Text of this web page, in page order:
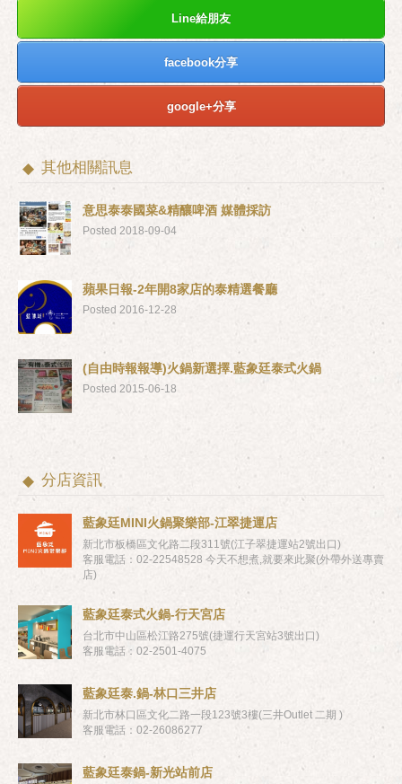
Line給朋友
facebook分享
google+分享
其他相關訊息
意思泰泰國菜&精釀啤酒 媒體採訪
Posted 2018-09-04
蘋果日報-2年開8家店的泰精選餐廳
Posted 2016-12-28
(自由時報報導)火鍋新選擇.藍象廷泰式火鍋
Posted 2015-06-18
分店資訊
藍象廷MINI火鍋聚樂部-江翠捷運店
新北市板橋區文化路二段311號(江子翠捷運站2號出口)
客服電話：02-22548528 今天不想煮,就要來此聚(外帶外送專賣
店)
藍象廷泰式火鍋-行天宮店
台北市中山區松江路275號(捷運行天宮站3號出口)
客服電話：02-2501-4075
藍象廷泰.鍋-林口三井店
新北市林口區文化二路一段123號3樓(三井Outlet 二期 )
客服電話：02-26086277
藍象廷泰鍋-新光站前店